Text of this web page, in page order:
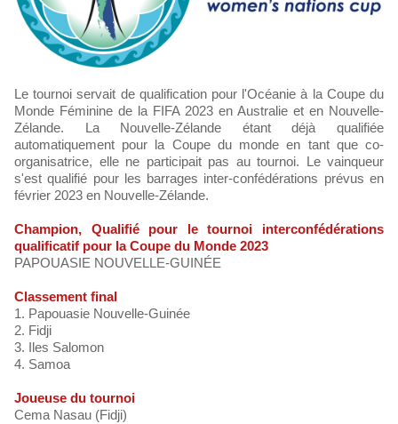
Le tournoi servait de qualification pour l'Océanie à la Coupe du
Monde Féminine de la FIFA 2023 en Australie et en Nouvelle-
Zélande. La Nouvelle-Zélande étant déjà qualifiée
automatiquement pour la Coupe du monde en tant que co-
organisatrice, elle ne participait pas au tournoi. Le vainqueur
s'est qualifié pour les barrages inter-confédérations prévus en
février 2023 en Nouvelle-Zélande.
Champion, Qualifié pour le tournoi interconfédérations
qualificatif pour la Coupe du Monde 2023
PAPOUASIE NOUVELLE-GUINÉE
Classement final
1. Papouasie Nouvelle-Guinée
2. Fidji
3. Iles Salomon
4. Samoa
Joueuse du tournoi
Cema Nasau (Fidji)